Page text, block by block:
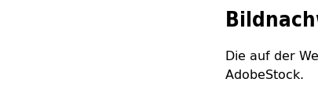
Die auf der
AdobeStock.